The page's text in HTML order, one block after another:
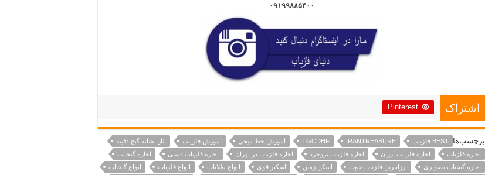
۰۹۱۹۹۸۸۵۴۰۰
اشتراک Pinterest
برچسب‌ها BEST فلزیاب IRANTREASURE
TGCDHF آموزش خط میخی آموزش فلزیاب
اثار نشانه گنج دفینه
اجاره فلزیاب
اجاره فلزیاب ارزان اجاره فلزیاب بروجرد اجاره فلزیاب در تهران اجاره فلزیاب دستی
اجاره گنجیاب
اجاره گنجیاب تصویری
ارزانترین فلزیاب خوب اسکن زمین اسکنر قوی انواع طلایاب انواع فلزیاب
انواع گنجیاب